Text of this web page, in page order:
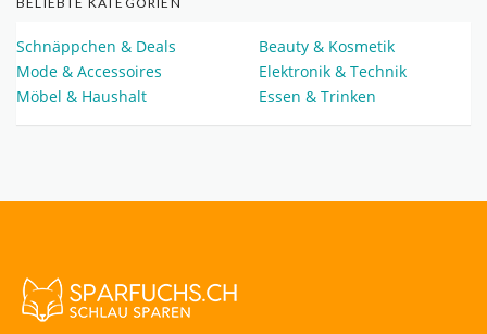
Schnäppchen & Deals
Beauty & Kosmetik
Mode & Accessoires
Elektronik & Technik
Möbel & Haushalt
Essen & Trinken